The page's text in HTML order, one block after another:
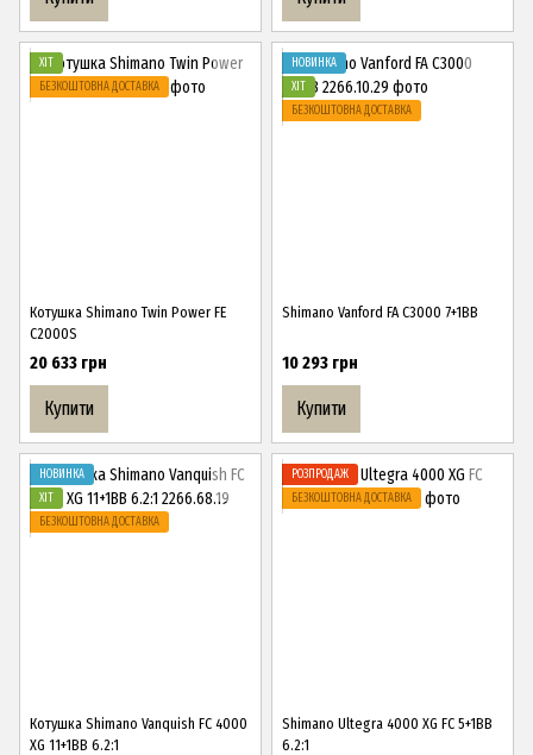
ХІТ
БЕЗКОШТОВНА ДОСТАВКА
Котушка Shimano Twin Power FE
C2000S
20 633 грн
Купити
НОВИНКА
ХІТ
БЕЗКОШТОВНА ДОСТАВКА
Shimano Vanford FA C3000 7+1BB
10 293 грн
Купити
НОВИНКА
ХІТ
БЕЗКОШТОВНА ДОСТАВКА
Котушка Shimano Vanquish FC 4000
XG 11+1BB 6.2:1
РОЗПРОДАЖ
БЕЗКОШТОВНА ДОСТАВКА
Shimano Ultegra 4000 XG FC 5+1BB
6.2:1